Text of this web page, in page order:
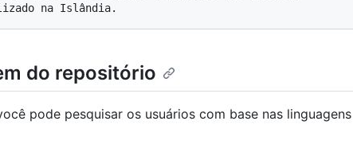
do repositório
pode pesquisar os usuários com base nas linguagens